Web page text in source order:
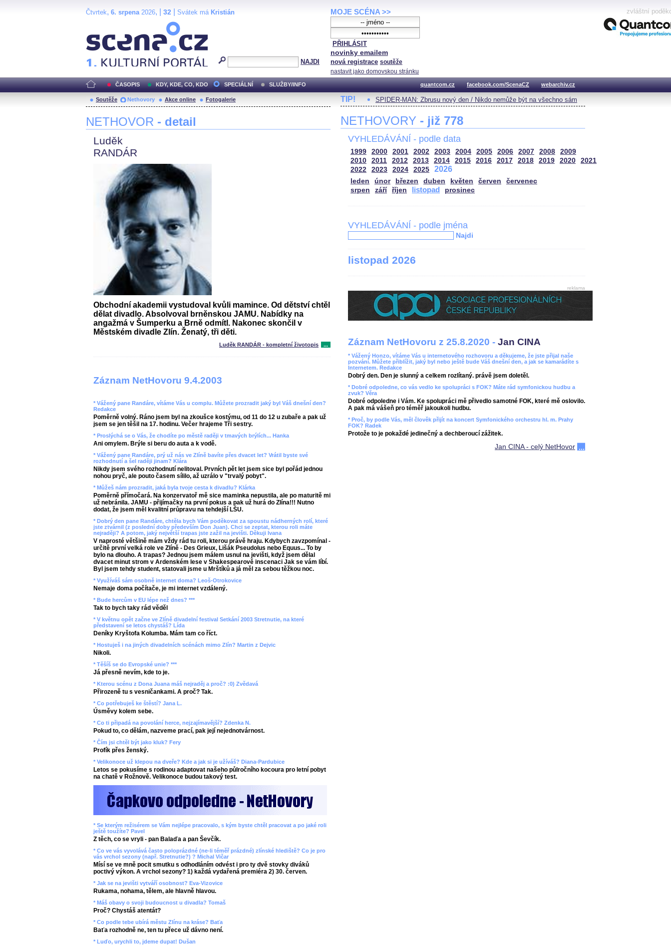
Čtvrtek, 6. srpena2026, | 32 Svátek má Kristián
NAJDI
MOJE SCÉNA >>
PŘIHLÁSIT
novinky emailem
nová registrace soutěže
nastavit jako domovskou stránku
zvláštní
ČASOPIS KDY, KDE, CO, KDO SPECIÁLNÍ SLUŽBY/INFO quantcom.cz facebook.com/ScenaCZ webarchiv.cz
Soutěže Nethovory Akce online Fotogalerie
NETHOVOR - detail
Luděk
RANDÁR
Obchodní akademii vystudoval kvůli mamince. Od dětství chtěl
dělat divadlo. Absolvoval brněnskou JAMU. Nabídky na
angažmá v Šumperku a Brně odmítl. Nakonec skončil v
Městském divadle Zlín. Ženatý, tři děti.
Luděk RANDÁR - kompletní životopis ...
Záznam NetHovoru 9.4.2003
* Vážený pane Randáre, vítáme Vás u complu. Můžete prozradit jaký byl Váš dnešní den?
Redakce
Poměrně volný. Ráno jsem byl na zkoušce kostýmu, od 11 do 12 u zubaře a pak už
jsem se jen těšil na 17. hodinu. Večer hrajeme Tři sestry.
* Proslýchá se o Vás, že chodíte po městě raději v tmavých brýlích... Hanka
Ani omylem. Brýle si beru do auta a k vodě.
* Vážený pane Randáre, prý už nás ve Zlíně bavíte přes dvacet let? Vrátil byste své
rozhodnutí a šel raději jinam? Klára
Nikdy jsem svého rozhodnutí nelitoval. Prvních pět let jsem sice byl pořád jednou
nohou pryč, ale pouto časem sílilo, až uzrálo v "trvalý pobyt".
* Můžeš nám prozradit, jaká byla tvoje cesta k divadlu? Klárka
Poměrně přímočará. Na konzervatoř mě sice maminka nepustila, ale po maturitě mi
už nebránila. JAMU - přijímačky na první pokus a pak už hurá do Zlína!!! Nutno
dodat, že jsem měl kvalitní průpravu na tehdejší LŠU.
* Dobrý den pane Randáre, chtěla bych Vám poděkovat za spoustu nádherných rolí, které
jste ztvárnil (z poslední doby především Don Juan). Chci se zeptat, kterou roli máte
nejraději? A potom, jaký největší trapas jste zažil na jevišti. Děkuji Ivana
V naprosté většině mám vždy rád tu roli, kterou právě hraju. Kdybych zavzpomínal -
určitě první velká role ve Zlíně - Des Grieux, Lišák Pseudolus nebo Equus... To by
bylo na dlouho. A trapas? Jednou jsem málem usnul na jevišti, když jsem dělal
dvacet minut strom v Ardenském lese v Shakespearově inscenaci Jak se vám líbí.
Byl jsem tehdy student, statovali jsme u Mrštíků a já měl za sebou těžkou noc.
* Využíváš sám osobně internet doma? Leoš-Otrokovice
Nemaje doma počítače, je mi internet vzdálený.
* Bude hercům v EU lépe než dnes? ***
Tak to bych taky rád věděl
* V květnu opět začne ve Zlíně divadelní festival Setkání 2003 Stretnutie, na které
představení se letos chystáš? Lída
Deníky Kryštofa Kolumba. Mám tam co říct.
* Hostuješ i na jiných divadelních scénách mimo Zlín? Martin z Dejvic
Nikoli.
* Těšíš se do Evropské unie? ***
Já přesně nevím, kde to je.
* Kterou scénu z Dona Juana máš nejraděj a proč? :0) Zvědavá
Přirozeně tu s vesničankami. A proč? Tak.
* Co potřebuješ ke štěstí? Jana L.
Úsměvy kolem sebe.
* Co ti připadá na povolání herce, nejzajímavější? Zdenka N.
Pokud to, co dělám, nazveme prací, pak její nejednotvárnost.
* Čím jsi chtěl být jako kluk? Fery
Profík přes ženský.
* Velikonoce už klepou na dveře? Kde a jak si je užíváš? Diana-Pardubice
Letos se pokusíme s rodinou adaptovat našeho půlročního kocoura pro letní pobyt
na chatě v Rožnově. Velikonoce budou takový test.
* Se kterým režisérem se Vám nejlépe pracovalo, s kým byste chtěl pracovat a po jaké roli
ještě toužíte? Pavel
Z těch, co se vryli - pan Balaďa a pan Ševčík.
* Co ve vás vyvolává často poloprázdné (ne-li téměř prázdné) zlínské hlediště? Co je pro
vás vrchol sezony (např. Stretnutie?) ? Michal Vičar
Mísí se ve mně pocit smutku s odhodláním odvést i pro ty dvě stovky diváků
poctivý výkon. A vrchol sezony? 1) každá vydařená premiéra 2) 30. červen.
* Jak se na jevišti vytváří osobnost? Eva-Vizovice
Rukama, nohama, tělem, ale hlavně hlavou.
* Máš obavy o svoji budoucnost u divadla? Tomaš
Proč? Chystáš atentát?
* Co podle tebe ubírá městu Zlínu na kráse? Baťa
Baťa rozhodně ne, ten tu přece už dávno není.
* Luďo, urychli to, jdeme dupat! Dušan
TIP! SPIDER-MAN: Zbrusu nový den / Nikdo nemůže být na všechno sám
NETHOVORY - již 778
VYHLEDÁVÁNÍ - podle data
1999 2000 2001 2002 2003 2004 2005 2006 2007 2008
2009
2010
2011 2012 2013 2014 2015 2016 2017 2018 2019 2020
2021
2022
2023 2024 2025 2026
leden únor březen duben květen červen
červenec
srpen
září říjen listopad prosinec
VYHLEDÁVÁNÍ - podle jména
Najdi
listopad 2026
reklama
Záznam NetHovoru z 25.8.2020 - Jan CINA
* Vážený Honzo, vítáme Vás u internetového rozhovoru a děkujeme, že jste přijal naše
pozvání. Můžete přiblížit, jaký byl nebo ještě bude Váš dnešní den, a jak se kamarádíte s
Internetem. Redakce
Dobrý den. Den je slunný a celkem rozlítaný. právě jsem doletěl.
* Dobré odpoledne, co vás vedlo ke spolupráci s FOK? Máte rád symfonickou hudbu a
zvuk? Věra
Dobré odpoledne i Vám. Ke spolupráci mě přivedlo samotné FOK, které mě oslovilo.
A pak má vášeň pro téměř jakoukoli hudbu.
* Proč, by podle Vás, měl člověk přijít na koncert Symfonického orchestru hl. m. Prahy
FOK? Radek
Protože to je pokaždé jedinečný a dechberoucí zážitek.
Jan CINA - celý NetHovor